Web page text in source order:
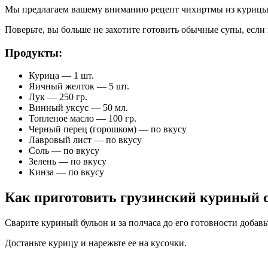
Мы предлагаем вашему вниманию рецепт чихиртмы из
Поверьте, вы больше не захотите готовить обычные супы,
Продукты:
Курица — 1 шт.
Яичный желток — 5 шт.
Лук — 250 гр.
Винный уксус — 50 мл.
Топленое масло — 100 гр.
Черный перец (горошком) — по вкусу
Лавровый лист — по вкусу
Соль — по вкусу
Зелень — по вкусу
Кинза — по вкусу
Как приготовить грузинский куриный
Сварите куриный бульон и за полчаса до его готовности
Достаньте курицу и нарежьте ее на кусочки.